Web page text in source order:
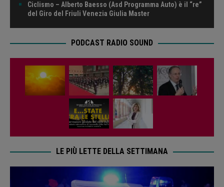
Ciclismo – Alberto Baesso (Asd Programma Auto) è il “re”
del Giro del Friuli Venezia Giulia Master
PODCAST RADIO SOUND
LE PIÙ LETTE DELLA SETTIMANA